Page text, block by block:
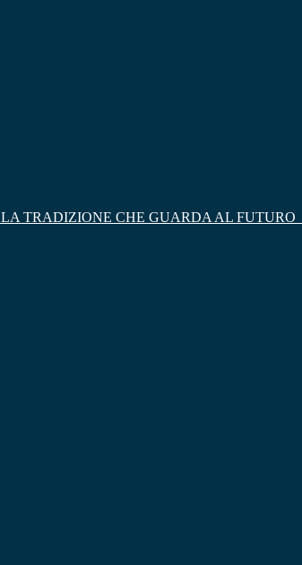
LA TRADIZIONE CHE GUARDA AL FUTURO